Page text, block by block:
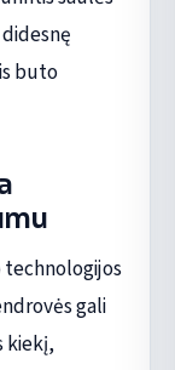
buto
technologijos
gali
kiekį,